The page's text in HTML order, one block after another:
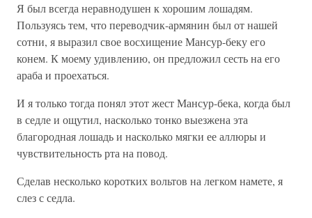
Я был всегда неравнодушен к хорошим лошадям.
Пользуясь тем, что переводчик-армянин был от нашей
сотни, я выразил свое восхищение Мансур-беку его
конем. К моему удивлению, он предложил сесть на его
араба и проехаться.
И я только тогда понял этот жест Мансур-бека, когда был
в седле и ощутил, насколько тонко выезжена эта
благородная лошадь и насколько мягки ее аллюры и
чувствительность рта на повод.
Сделав несколько коротких вольтов на легком намете, я
слез с седла.